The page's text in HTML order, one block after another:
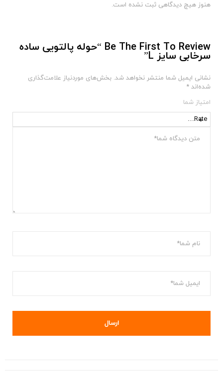
هنوز هیچ دیدگاهی ثبت نشده است.
Be The First To Review “حوله پالتویی ساده
سرخابی سایز L”
نشانی ایمیل شما منتشر نخواهد شد. بخش‌های موردنیاز علامت‌گذاری
شده‌اند *
امتیاز شما